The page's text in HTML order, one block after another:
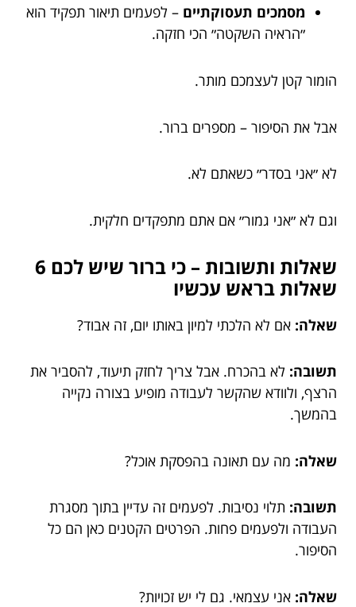
מסמכים תעסוקתיים – לפעמים תיאור תפקיד הוא
״הראיה השקטה״ הכי חזקה.
הומור קטן לעצמכם מותר.
אבל את הסיפור – מספרים ברור.
לא ״אני בסדר״ כשאתם לא.
וגם לא ״אני גמור״ אם אתם מתפקדים חלקית.
שאלות ותשובות – כי ברור שיש לכם 6
שאלות בראש עכשיו
שאלה: אם לא הלכתי למיון באותו יום, זה אבוד?
תשובה: לא בהכרח. אבל צריך לחזק תיעוד, להסביר את
הרצף, ולוודא שהקשר לעבודה מופיע בצורה נקייה
בהמשך.
שאלה: מה עם תאונה בהפסקת אוכל?
תשובה: תלוי נסיבות. לפעמים זה עדיין בתוך מסגרת
העבודה ולפעמים פחות. הפרטים הקטנים כאן הם כל
הסיפור.
שאלה: אני עצמאי. גם לי יש זכויות?